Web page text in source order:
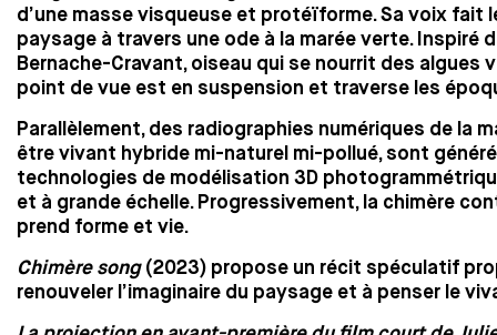
d’une masse visqueuse et protéïforme. Sa voix fait
paysage à travers une ode à la marée verte. Inspiré
Bernache-Cravant, oiseau qui se nourrit des algues
point de vue est en suspension et traverse les
Parallèlement, des radiographies numériques de la
être vivant hybride mi-naturel mi-pollué, sont
technologies de modélisation 3D
et à grande échelle. Progressivement, la chimère
prend forme et vie.
Chimère song(2023) propose un récit spéculatif
renouveler l’imaginaire du paysage et à penser le